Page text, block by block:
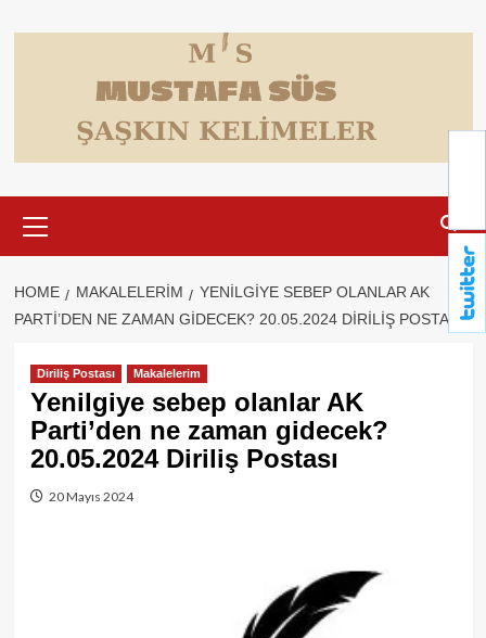
to
Menu
HOME MAKALELERIM
YENILGIYE SEBEP OLANLAR AK
PARTI’DEN NE ZAMAN GIDECEK? 20.05.2024 DIRILIŞ POSTASI
Diriliş Postası Makalelerim
Yenilgiye sebep olanlar AK
Parti’den ne zaman gidecek?
20.05.2024 Diriliş Postası
20 Mayıs 2024